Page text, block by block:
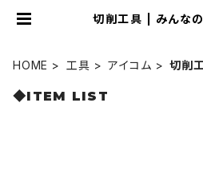
切削工具 | みんな
HOME 工具 アイコム 切削
◆ITEM LIST